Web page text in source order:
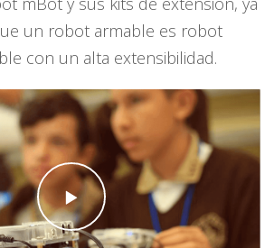
un robot armable es robot
con un alta extensibilidad.